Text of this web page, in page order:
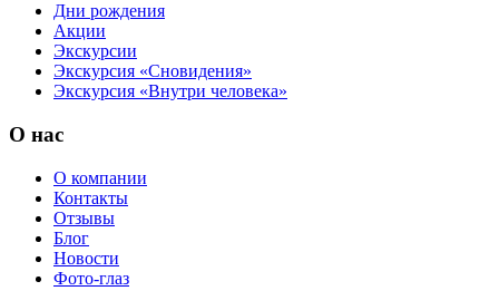
Дни рождения
Акции
Экскурсии
Экскурсия «Сновидения»
Экскурсия «Внутри человека»
О нас
О компании
Контакты
Отзывы
Блог
Новости
Фото-глаз